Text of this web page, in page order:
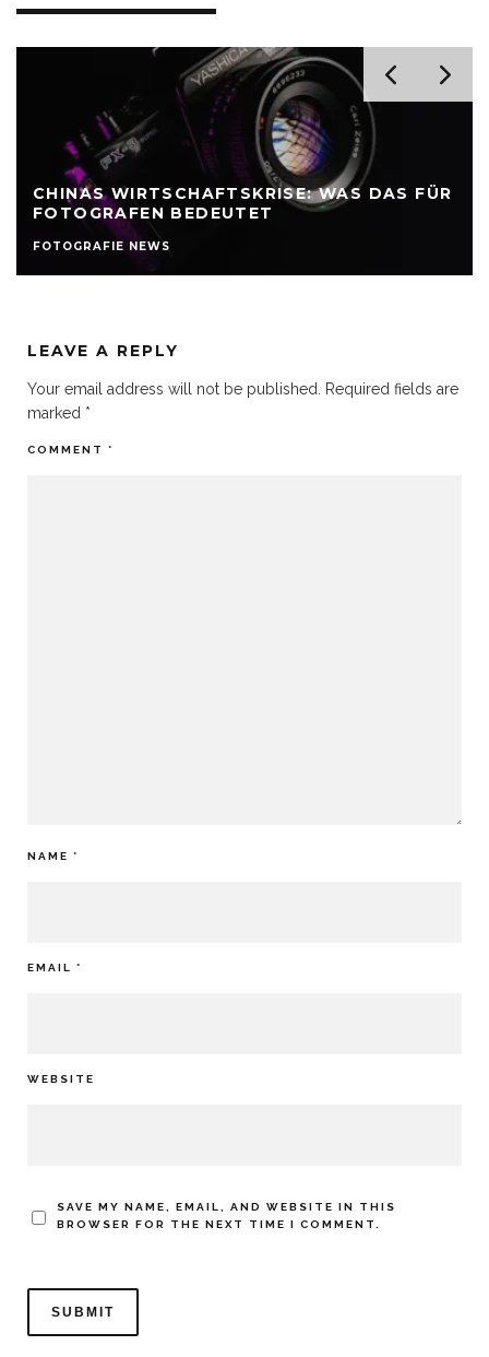
CHINAS WIRTSCHAFTSKRISE: WAS DAS FÜR
FOTOGRAFEN BEDEUTET
FOTOGRAFIE NEWS
LEAVE A REPLY
Your email address will not be published. Required fields are
marked *
COMMENT *
NAME *
EMAIL *
WEBSITE
SAVE MY NAME, EMAIL, AND WEBSITE IN THIS
BROWSER FOR THE NEXT TIME I COMMENT.